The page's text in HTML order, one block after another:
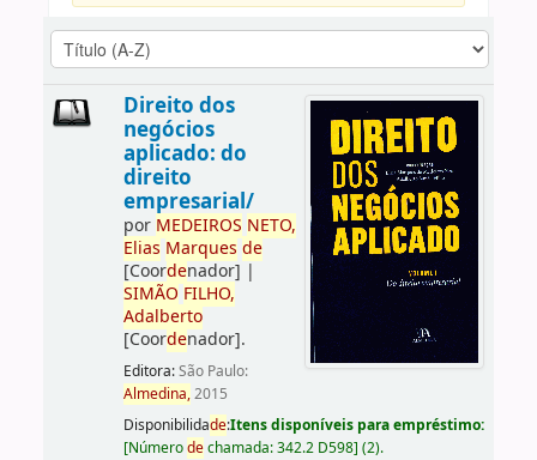
Direito dos
negócios
aplicado: do
direito
empresarial/
por MEDEIROS NETO,
Elias Marques de
[Coordenador] |
SIMÃO FILHO,
Adalberto
[Coordenador].
Editora:São Paulo:
Almedina,2015
Disponibilidade:Itens disponíveis para empréstimo:
[Númerodechamada:342.2 D598] (2).